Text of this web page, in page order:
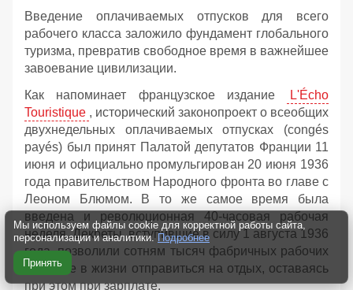
Введение оплачиваемых отпусков для всего
рабочего класса заложило фундамент глобального
туризма, превратив свободное время в важнейшее
завоевание цивилизации.
Как напоминает французское издание
L'Écho
Touristique , исторический законопроект о всеобщих
двухнедельных оплачиваемых отпусках (congés
payés) был принят Палатой депутатов Франции 11
июня и официально промульгирован 20 июня 1936
года правительством Народного фронта во главе с
Леоном Блюмом. В то же самое время была
введена и революционная 40-часовая рабочая
неделя. Декреты, вступившие в силу 1 августа 1936
года, позволили сотням тысяч фабричных рабочих
впервые в жизни отправиться на отдых, оставаясь
при этом при зарплате.
Мы используем файлы cookie для корректной работы сайта,
персонализации и аналитики. Подробнее
Принять